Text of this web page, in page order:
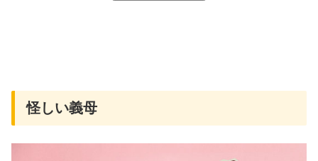
怪しい義母